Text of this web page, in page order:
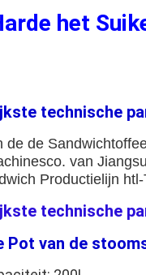
het
technische
de de
van
Productielijn
technische
Pot van de